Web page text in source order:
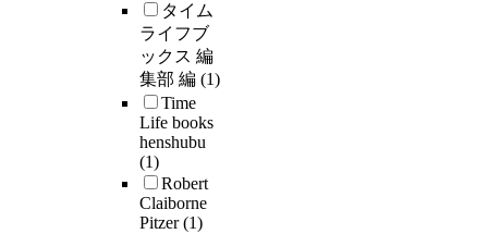
タイム
ライフブ
ックス 編
集部 編 (1)
Time
Life books
henshubu
(1)
Robert
Claiborne
Pitzer(1)